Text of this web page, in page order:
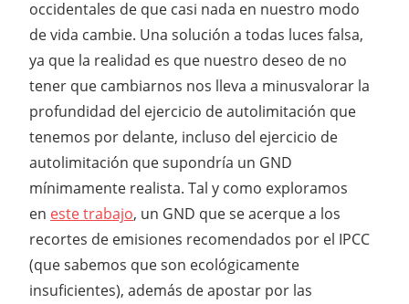
occidentales de que casi nada en nuestro modo
de vida cambie. Una solución a todas luces falsa,
ya que la realidad es que nuestro deseo de no
tener que cambiarnos nos lleva a minusvalorar la
profundidad del ejercicio de autolimitación que
tenemos por delante, incluso del ejercicio de
autolimitación que supondría un GND
mínimamente realista. Tal y como exploramos
en este trabajo, un GND que se acerque a los
recortes de emisiones recomendados por el IPCC
(que sabemos que son ecológicamente
insuficientes), además de apostar por las